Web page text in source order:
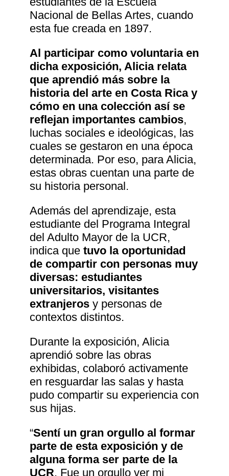
Nacional de Bellas Artes, cuando
esta fue creada en 1897.
Al participar como voluntaria en
dicha exposición, Alicia relata
que aprendió más sobre la
historia del arte en Costa Rica y
cómo en una colección así se
reflejan importantes cambios,
luchas sociales e ideológicas, las
cuales se gestaron en una época
determinada. Por eso, para Alicia,
estas obras cuentan una parte de
su historia personal.
Además del aprendizaje, esta
estudiante del Programa Integral
del Adulto Mayor de la UCR,
indica quetuvo la oportunidad
de compartir con personas muy
diversas: estudiantes
universitarios, visitantes
extranjeros y personas de
contextos distintos.
Durante la exposición, Alicia
aprendió sobre las obras
exhibidas, colaboró activamente
en resguardar las salas y hasta
pudo compartir su experiencia con
sus hijas.
“Sentí un gran orgullo al formar
parte de esta exposición y de
alguna forma ser parte de la
UCR. Fue un orgullo ver mi